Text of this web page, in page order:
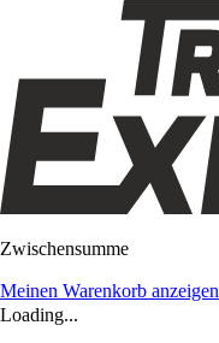
Zwischensumme
Meinen Warenkorb anzeigen
Loading...